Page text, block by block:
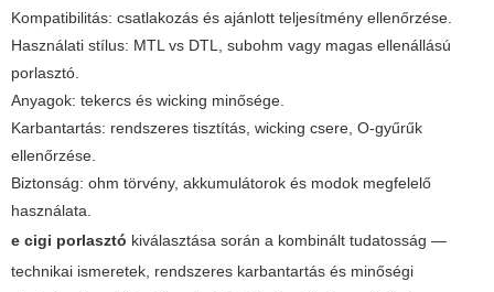
Kompatibilitás: csatlakozás és ajánlott teljesítmény ellenőrzése.
Használati stílus: MTL vs DTL, subohm vagy magas ellenállású
porlasztó.
Anyagok: tekercs és wicking minősége.
Karbantartás: rendszeres tisztítás, wicking csere, O‑gyűrűk
ellenőrzése.
Biztonság: ohm törvény, akkumulátorok és modok megfelelő
használata.
e cigi porlasztó kiválasztása során a kombinált tudatosság —
technikai ismeretek, rendszeres karbantartás és minőségi